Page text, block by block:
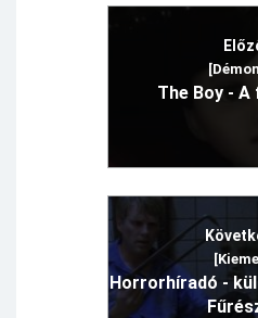
The Boy - A
Horrorhíradó -